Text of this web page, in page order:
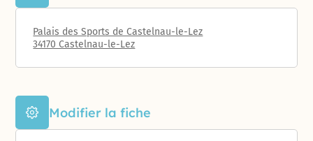
Palais des Sports de Castelnau-le-Lez
34170 Castelnau-le-Lez
Modifier la fiche